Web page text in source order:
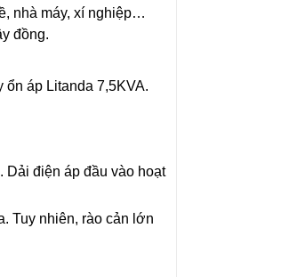
nhà máy, xí nghiệp…
đồng.
ổn áp Litanda 7,5KVA.
Dải điện áp đầu vào hoạt
Tuy nhiên, rào cản lớn